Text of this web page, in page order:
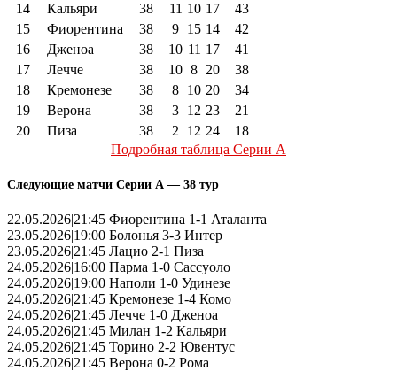
14
Кальяри 38 11 10 17
43
15
Фиорентина 38 9 15 14
42
16
Дженоа 38 10 11 17
41
17
Лечче 38 10 8 20
38
18
Кремонезе 38 8 10 20
34
19
Верона 38 3 12 23
21
20
Пиза 38 2 12 24
18
Подробная таблица Серии А
Следующие матчи Серии А — 38 тур
22.05.2026|21:45 Фиорентина 1-1 Аталанта
23.05.2026|19:00 Болонья 3-3 Интер
23.05.2026|21:45 Лацио 2-1 Пиза
24.05.2026|16:00 Парма 1-0 Сассуоло
24.05.2026|19:00 Наполи 1-0 Удинезе
24.05.2026|21:45 Кремонезе 1-4 Комо
24.05.2026|21:45 Лечче 1-0 Дженоа
24.05.2026|21:45 Милан 1-2 Кальяри
24.05.2026|21:45 Торино 2-2 Ювентус
24.05.2026|21:45 Верона 0-2 Рома